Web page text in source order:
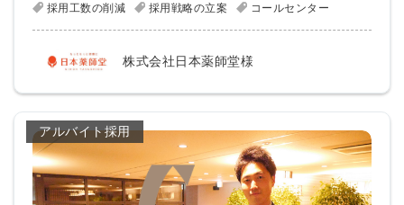
採用工数の削減
採用戦略の立案 コールセンター
株式会社日本薬師堂様
アルバイト採用